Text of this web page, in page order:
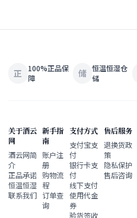
正
100%正品保
障
储 恒温恒湿仓
储
关于酒云
网
酒云网简
介
正品承诺
恒温恒湿
联系我们
新手指
南
账户注
册
购物流
程
订单查
询
支付方式
支付宝支
付
银行卡支
付
线下支付
使用代金
券
验货签收
售后服务
退换货政
策
隐私保护
售后咨询